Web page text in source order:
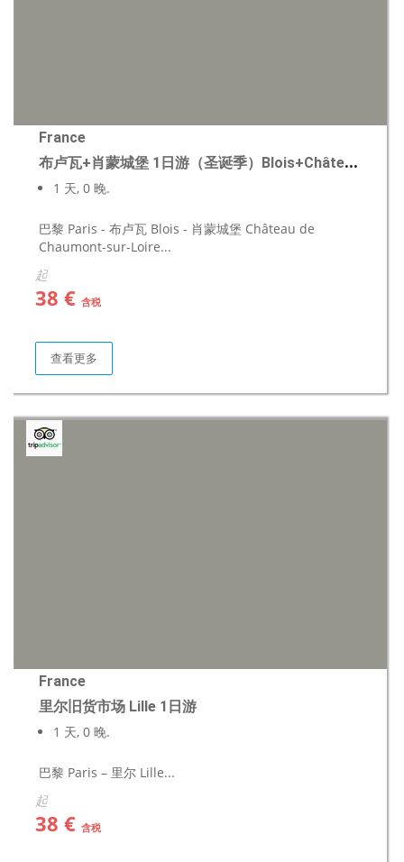
France
布卢瓦+肖蒙城堡 1日游（圣诞季）Blois+Château de Chaumont
1 天, 0 晚.
巴黎 Paris - 布卢瓦 Blois - 肖蒙城堡 Château de
Chaumont-sur-Loire...
起
38 € 含税
查看更多
France
里尔旧货市场 Lille 1日游
1 天, 0 晚.
巴黎 Paris – 里尔 Lille...
起
38 € 含税